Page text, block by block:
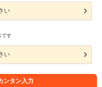
い
です
い
ンタン入力